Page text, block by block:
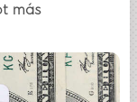
más